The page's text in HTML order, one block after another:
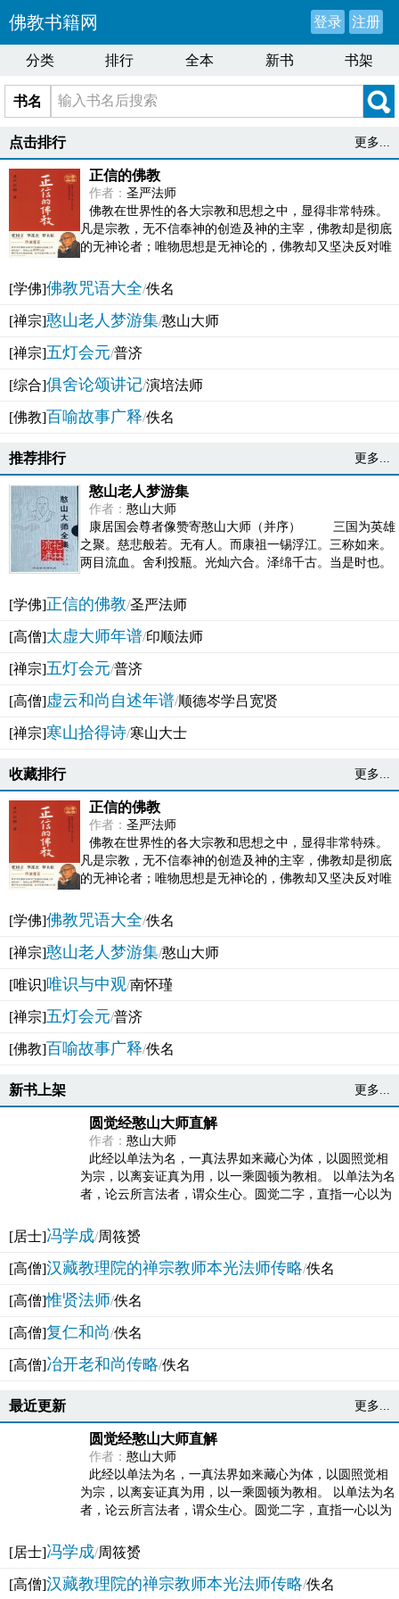
佛教书籍网 登录 注册
分类 排行 全本 新书 书架
书名
点击排行 更多...
正信的佛教
作者： 圣严法师
佛教在世界性的各大宗教和思想之中，显得非常特殊。
凡是宗教，无不信奉神的创造及神的主宰，佛教却是彻底
的无神论者；唯物思想是无神论的，佛教却又坚决反对唯
[学佛]佛教咒语大全/佚名
[禅宗]憨山老人梦游集/憨山大师
[禅宗]五灯会元/普济
[综合]俱舍论颂讲记/演培法师
[佛教]百喻故事广释/佚名
推荐排行 更多...
憨山老人梦游集
作者： 憨山大师
康居国会尊者像赞寄憨山大师（并序） 三国为英雄
之聚。慈悲般若。无有人。而康祖一锡浮江。三称如来。
两目流血。舍利投瓶。光灿六合。泽绵千古。当是时也。
[学佛]正信的佛教/圣严法师
[高僧]太虚大师年谱/印顺法师
[禅宗]五灯会元/普济
[高僧]虚云和尚自述年谱/顺德岑学吕宽贤
[禅宗]寒山拾得诗/寒山大士
收藏排行 更多...
正信的佛教
作者： 圣严法师
佛教在世界性的各大宗教和思想之中，显得非常特殊。
凡是宗教，无不信奉神的创造及神的主宰，佛教却是彻底
的无神论者；唯物思想是无神论的，佛教却又坚决反对唯
[学佛]佛教咒语大全/佚名
[禅宗]憨山老人梦游集/憨山大师
[唯识]唯识与中观/南怀瑾
[禅宗]五灯会元/普济
[佛教]百喻故事广释/佚名
新书上架 更多...
圆觉经憨山大师直解
作者： 憨山大师
此经以单法为名，一真法界如来藏心为体，以圆照觉相
为宗，以离妄证真为用，以一乘圆顿为教相。 以单法为名
者，论云所言法者，谓众生心。圆觉二字，直指一心以为
[居士]冯学成/周筱赟
[高僧]汉藏教理院的禅宗教师本光法师传略/佚名
[高僧]惟贤法师/佚名
[高僧]复仁和尚/佚名
[高僧]冶开老和尚传略/佚名
最近更新 更多...
圆觉经憨山大师直解
作者： 憨山大师
此经以单法为名，一真法界如来藏心为体，以圆照觉相
为宗，以离妄证真为用，以一乘圆顿为教相。 以单法为名
者，论云所言法者，谓众生心。圆觉二字，直指一心以为
[居士]冯学成/周筱赟
[高僧]汉藏教理院的禅宗教师本光法师传略/佚名